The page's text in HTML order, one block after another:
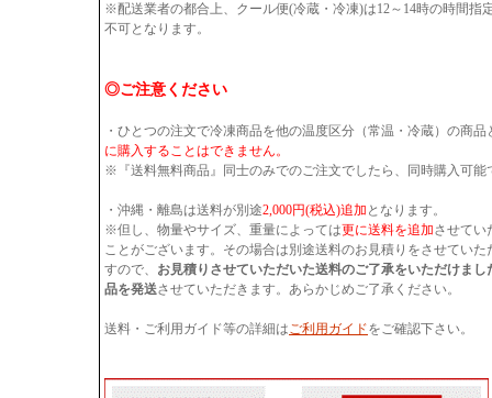
※配送業者の都合上、クール便(冷蔵・冷凍)は12～14時の時間
不可となります。
◎ご注意ください
・ひとつの注文で冷凍商品を他の温度区分（常温・冷蔵）の商品
に購入することはできません。
※『送料無料商品』同士のみでのご注文でしたら、同時購入可能
・沖縄・離島は送料が別途2,000円(税込)追加 となります。
※但し、物量やサイズ、重量によっては更に送料を追加させてい
ことがございます。その場合は別途送料のお見積りをさせていた
すので、 お見積りさせていただいた送料のご了承をいただけまし
品を発送させていただきます。あらかじめご了承ください。
送料・ご利用ガイド等の詳細はご利用ガイドをご確認下さい。